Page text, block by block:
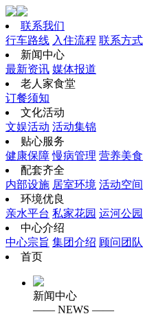
联系我们
行车路线 入住流程 联系方式
新闻中心
最新资讯 媒体报道
老人家食堂
订餐须知
文化活动
文娱活动 活动集锦
贴心服务
健康保障 慢病管理 营养美食
配套齐全
内部设施 居室环境 活动空间
环境优良
亲水平台 私家花园 运河公园
中心介绍
中心宗旨 集团介绍 顾问团队
首页
新闻中心
—— NEWS ——